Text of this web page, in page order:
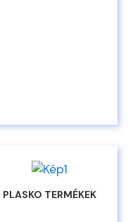
PLASKO TERMÉKEK